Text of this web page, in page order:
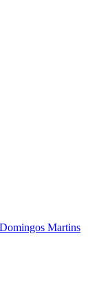
Martins